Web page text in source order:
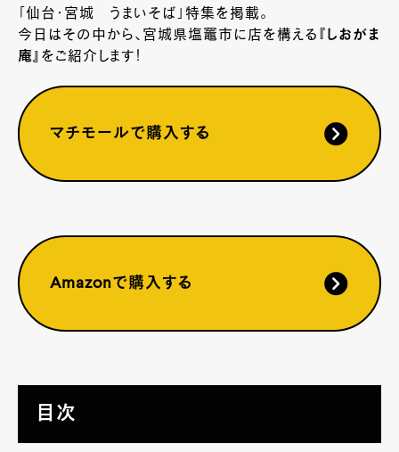
「仙台・宮城 うまいそば」特集を掲載。
今日はその中から、宮城県塩竈市に店を構える 『しおがま
庵』 をご紹介します！
マチモールで購入する
Amazonで購入する
目次